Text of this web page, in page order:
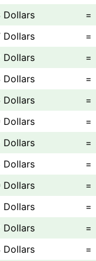
Dollars
=
Dollars
=
Dollars
=
Dollars
=
Dollars
=
Dollars
=
Dollars
=
Dollars
=
Dollars
=
Dollars
=
Dollars
=
Dollars
=